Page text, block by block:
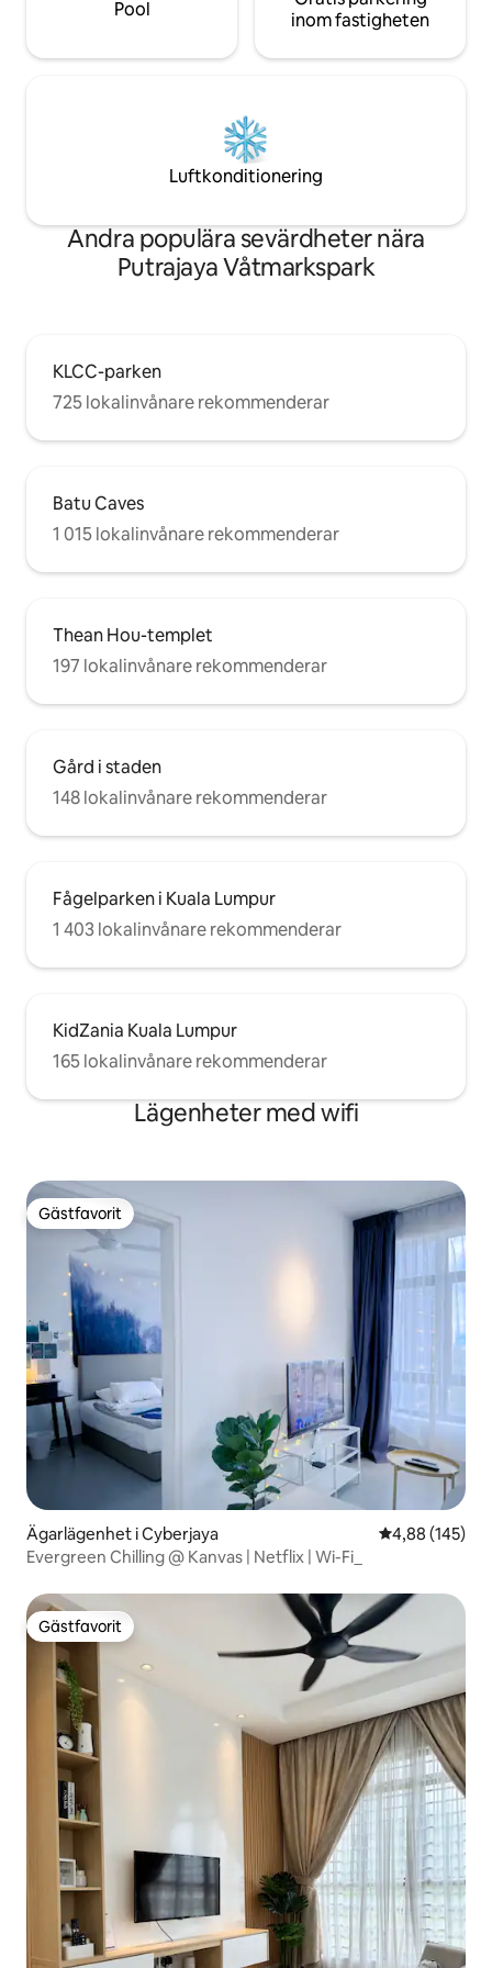
Pool
inom fastigheten
Luftkonditionering
Andra populära sevärdheter nära
Putrajaya Våtmarkspark
KLCC-parken
725 lokalinvånare rekommenderar
Batu Caves
1 015 lokalinvånare rekommenderar
Thean Hou-templet
197 lokalinvånare rekommenderar
Gård i staden
148 lokalinvånare rekommenderar
Fågelparken i Kuala Lumpur
1 403 lokalinvånare rekommenderar
KidZania Kuala Lumpur
165 lokalinvånare rekommenderar
Lägenheter med wifi
Gästfavorit
Gästfavorit
Ägarlägenhet i Cyberjaya 4,88 av 5 i
4,88 (145)
Evergreen Chilling @ Kanvas | Netflix | Wi-Fi_
Gästfavorit
Gästfavorit